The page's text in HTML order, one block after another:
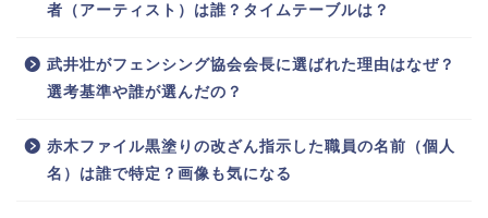
者（アーティスト）は誰？タイムテーブルは？
武井壮がフェンシング協会会長に選ばれた理由はなぜ？
選考基準や誰が選んだの？
赤木ファイル黒塗りの改ざん指示した職員の名前（個人
名）は誰で特定？画像も気になる